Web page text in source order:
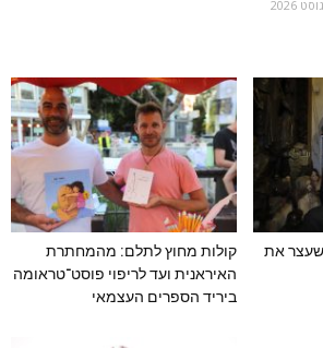
שעצר את
קולות מחוץ לתלם: מהמחתרת
האיראנית ועד לריפוי פוסט־טראומה
ביריד הספרים העצמאי